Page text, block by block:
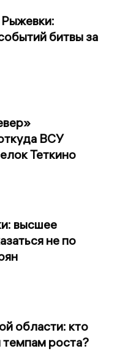
битвы за
ВСУ
Теткино
высшее
не по
области: кто
темпам роста?